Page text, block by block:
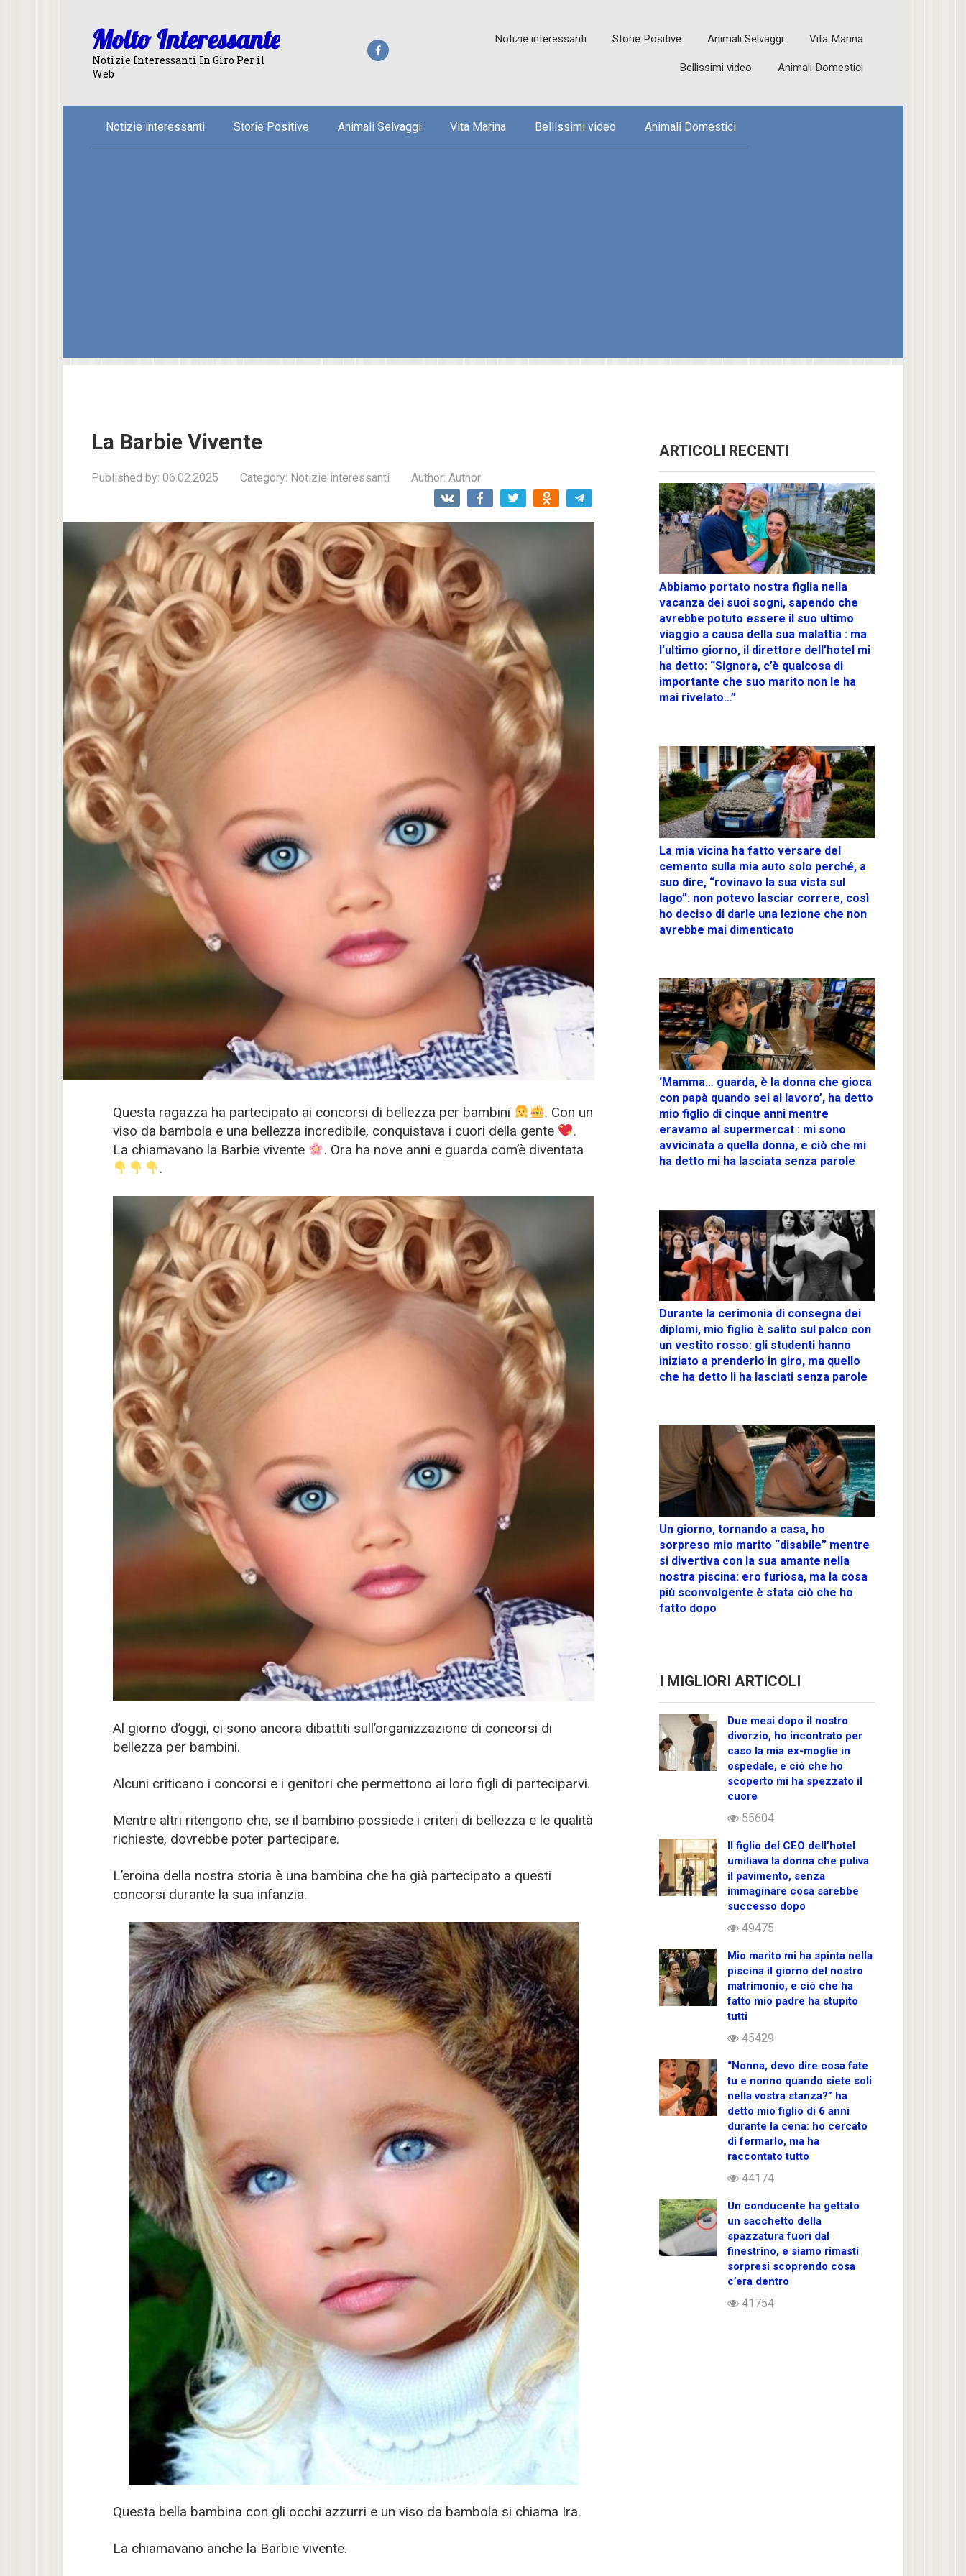
Molto Interessante
Notizie Interessanti In Giro Per il
Web
Notizie interessanti Storie Positive Animali Selvaggi Vita Marina
Bellissimi video Animali Domestici
Notizie interessanti Storie Positive Animali Selvaggi Vita Marina Bellissimi video Animali Domestici
La Barbie Vivente
Published by: 06.02.2025 Category: Notizie interessanti Author: Author
Questa ragazza ha partecipato ai concorsi di bellezza per bambini
. Con un
viso da bambola e una bellezza incredibile, conquistava i cuori della gente
.
La chiamavano la Barbie vivente
. Ora ha nove anni e guarda com’è diventata
.
Al giorno d’oggi, ci sono ancora dibattiti sull’organizzazione di concorsi di
bellezza per bambini.
Alcuni criticano i concorsi e i genitori che permettono ai loro figli di parteciparvi.
Mentre altri ritengono che, se il bambino possiede i criteri di bellezza e le qualità
richieste, dovrebbe poter partecipare.
L’eroina della nostra storia è una bambina che ha già partecipato a questi
concorsi durante la sua infanzia.
Questa bella bambina con gli occhi azzurri e un viso da bambola si chiama Ira.
La chiamavano anche la Barbie vivente.
ARTICOLI RECENTI
Abbiamo portato nostra figlia nella
vacanza dei suoi sogni, sapendo che
avrebbe potuto essere il suo ultimo
viaggio a causa della sua malattia : ma
l’ultimo giorno, il direttore dell’hotel mi
ha detto: “Signora, c’è qualcosa di
importante che suo marito non le ha
mai rivelato…”
La mia vicina ha fatto versare del
cemento sulla mia auto solo perché, a
suo dire, “rovinavo la sua vista sul
lago”: non potevo lasciar correre, così
ho deciso di darle una lezione che non
avrebbe mai dimenticato
‘Mamma… guarda, è la donna che gioca
con papà quando sei al lavoro’, ha detto
mio figlio di cinque anni mentre
eravamo al supermercat : mi sono
avvicinata a quella donna, e ciò che mi
ha detto mi ha lasciata senza parole
Durante la cerimonia di consegna dei
diplomi, mio figlio è salito sul palco con
un vestito rosso: gli studenti hanno
iniziato a prenderlo in giro, ma quello
che ha detto li ha lasciati senza parole
Un giorno, tornando a casa, ho
sorpreso mio marito “disabile” mentre
si divertiva con la sua amante nella
nostra piscina: ero furiosa, ma la cosa
più sconvolgente è stata ciò che ho
fatto dopo
I MIGLIORI ARTICOLI
Due mesi dopo il nostro
divorzio, ho incontrato per
caso la mia ex-moglie in
ospedale, e ciò che ho
scoperto mi ha spezzato il
cuore
55604
Il figlio del CEO dell’hotel
umiliava la donna che puliva
il pavimento, senza
immaginare cosa sarebbe
successo dopo
49475
Mio marito mi ha spinta nella
piscina il giorno del nostro
matrimonio, e ciò che ha
fatto mio padre ha stupito
tutti
45429
“Nonna, devo dire cosa fate
tu e nonno quando siete soli
nella vostra stanza?” ha
detto mio figlio di 6 anni
durante la cena: ho cercato
di fermarlo, ma ha
raccontato tutto
44174
Un conducente ha gettato
un sacchetto della
spazzatura fuori dal
finestrino, e siamo rimasti
sorpresi scoprendo cosa
c’era dentro
41754